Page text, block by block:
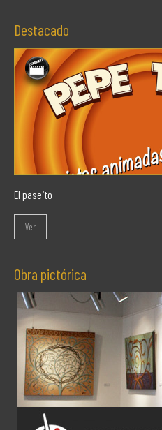
Destacado
El paseito
Ver
Obra pictórica